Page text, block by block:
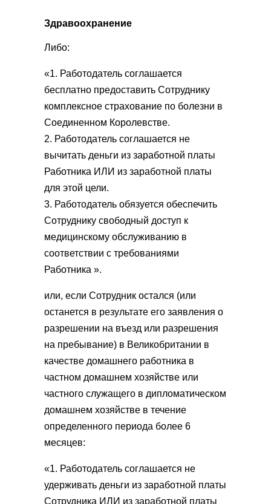
Здравоохранение
Либо:
«1. Работодатель соглашается
бесплатно предоставить Сотруднику
комплексное страхование по болезни в
Соединенном Королевстве.
2. Работодатель соглашается не
вычитать деньги из заработной платы
Работника ИЛИ из заработной платы
для этой цели.
3. Работодатель обязуется обеспечить
Сотруднику свободный доступ к
медицинскому обслуживанию в
соответствии с требованиями
Работника ».
или, если Сотрудник остался (или
останется в результате его заявления о
разрешении на въезд или разрешения
на пребывание) в Великобритании в
качестве домашнего работника в
частном домашнем хозяйстве или
частного служащего в дипломатическом
домашнем хозяйстве в течение
определенного периода более 6
месяцев:
«1. Работодатель соглашается не
удерживать деньги из заработной платы
Сотрудника ИЛИ из заработной платы